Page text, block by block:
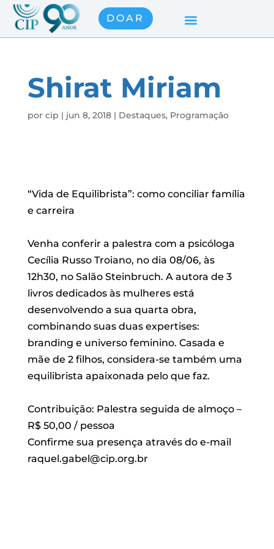
DOAR
Shirat Miriam
por cip | jun 8, 2018| Destaques, Programação
“Vida de Equilibrista”: como conciliar família
e carreira
Venha conferir a palestra com a psicóloga
Cecília Russo Troiano, no dia 08/06, às
12h30, no Salão Steinbruch. A autora de 3
livros dedicados às mulheres está
desenvolvendo a sua quarta obra,
combinando suas duas expertises:
branding e universo feminino. Casada e
mãe de 2 filhos, considera-se também uma
equilibrista apaixonada pelo que faz.
Contribuição: Palestra seguida de almoço –
R$ 50,00 / pessoa
Confirme sua presença através do e-mail
raquel.gabel@cip.org.br